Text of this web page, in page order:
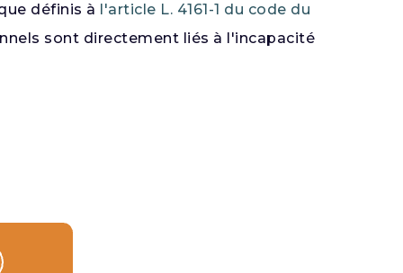
définis à l'article L. 4161-1 du code du
sont directement liés à l'incapacité